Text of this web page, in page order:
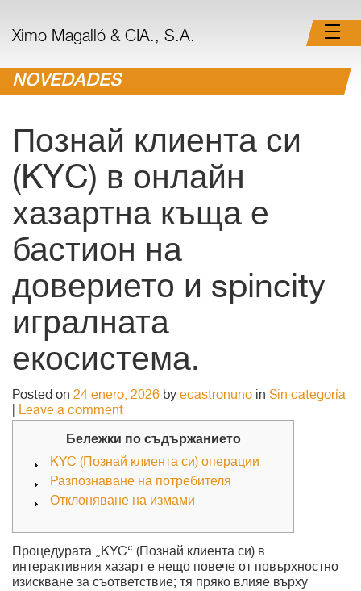
Ximo Magalló & CIA., S.A.
NOVEDADES
Познай клиента си
(KYC) в онлайн
хазартна къща е
бастион на
доверието и spincity
игралната
екосистема.
Posted on 24 enero, 2026 by ecastronuno in Sin categoría
Leave a comment
Бележки по съдържанието
KYC (Познай клиента си) операции
Разпознаване на потребителя
Отклоняване на измами
Процедурата „KYC“ (Познай клиента си) в
интерактивния хазарт е нещо повече от повърхностно
изискване за съответствие; тя пряко влияе върху